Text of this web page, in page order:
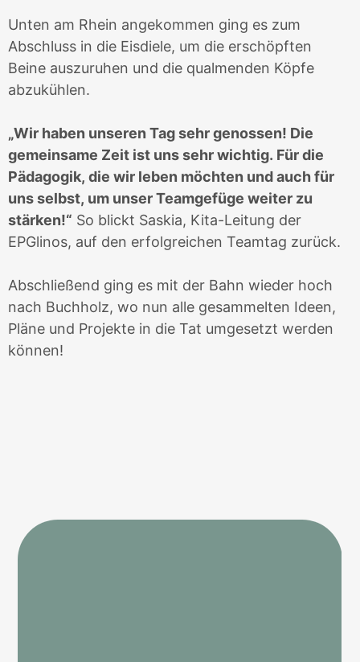
Unten am Rhein angekommen ging es zum
Abschluss in die Eisdiele, um die erschöpften
Beine auszuruhen und die qualmenden Köpfe
abzukühlen.
„Wir haben unseren Tag sehr genossen! Die
gemeinsame Zeit ist uns sehr wichtig. Für die
Pädagogik, die wir leben möchten und auch für
uns selbst, um unser Teamgefüge weiter zu
stärken!“ So blickt Saskia, Kita-Leitung der
EPGlinos, auf den erfolgreichen Teamtag zurück.
Abschließend ging es mit der Bahn wieder hoch
nach Buchholz, wo nun alle gesammelten Ideen,
Pläne und Projekte in die Tat umgesetzt werden
können!